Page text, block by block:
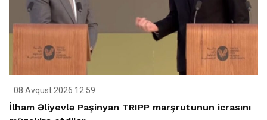
08 Avqust 2026 12:59
İlham Əliyevlə Paşinyan TRIPP marşrutunun icrasını